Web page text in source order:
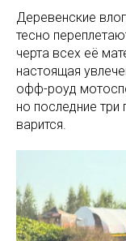
Деревенские
тесно
черта всех её
настоящая
офф-роуд
но последние
варится.